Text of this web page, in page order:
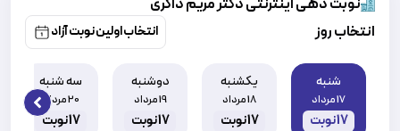
نوبت دهی اینترنتی دکتر مریم ذاکری
انتخاب روز
انتخاب اولین نوبت آزاد
شنبه
17 مرداد
17نوبت
یکشنبه
18 مرداد
17نوبت
دوشنبه
19 مرداد
17نوبت
سه شنبه
20 مرداد
17نوبت